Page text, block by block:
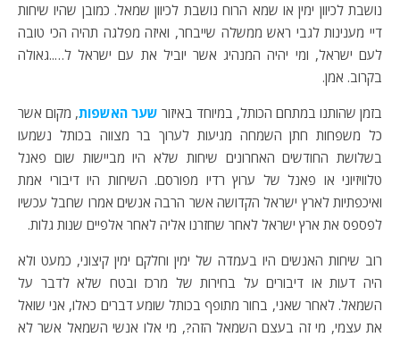
נושבת לכיוון ימין או שמא הרוח נושבת לכיוון שמאל. כמובן שהיו שיחות
דיי מענינות לגבי ראש ממשלה שייבחר, ואיזה מפלגה תהיה הכי טובה
לעם ישראל, ומי יהיה המנהיג אשר יוביל את עם ישראל ל…..גאולה
בקרוב. אמן.
בזמן שהותנו במתחם הכותל, במיוחד באיזור שער האשפות, מקום אשר
כל משפחות חתן השמחה מגיעות לערוך בר מצווה בכותל נשמעו
בשלושת החודשים האחרונים שיחות שלא היו מביישות שום פאנל
טלוויזיוני או פאנל של ערוץ רדיו מפורסם. השיחות היו דיבורי אמת
ואיכפתיות לארץ ישראל הקדושה אשר הרבה אנשים אמרו שחבל עכשיו
לפספס את ארץ ישראל לאחר שחזרנו אליה לאחר אלפיים שנות גלות.
רוב שיחות האנשים היו בעמדה של ימין וחלקם ימין קיצוני, כמעט ולא
היה דעות או דיבורים על בחירות של מרכז ובטח שלא לדבר על
השמאל. לאחר שאני, בחור מתופף בכותל שומע דברים כאלו, אני שואל
את עצמי, מי זה בעצם השמאל הזה?, מי אלו אנשי השמאל אשר לא